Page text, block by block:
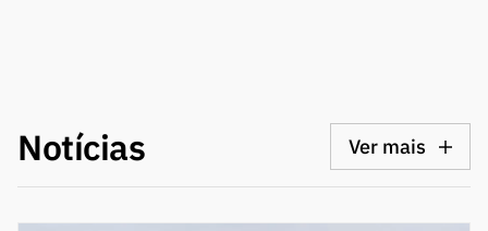
Notícias Ver mais